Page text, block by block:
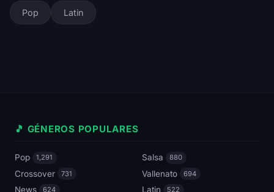
Pop Latin
🎵 GÉNEROS POPULARES
Pop 1,291 Salsa 880
Crossover 731 Vallenato 694
News 624 Latin 522